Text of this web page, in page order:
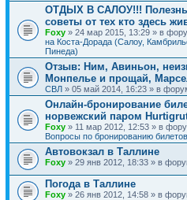
ОТДЫХ В САЛОУ!!!
советы от тех кто здесь
Foxy » 24 мар 2015, 13:29 » в
на Коста-Дорада (Салоу,
Пинеда)
Отзыв: Ним, Авиньон,
Монпелье и прощай,
СВЛ » 05 май 2014, 16:23 » в
Онлайн-бронирование
норвежский паром
Foxy » 11 мар 2012, 12:53 » в
Вопросы по бронированию билетов
Автовокзал в Таллине
Foxy » 29 янв 2012, 18:33 » в
Погода в Таллине
Foxy » 26 янв 2012, 14:58 » в